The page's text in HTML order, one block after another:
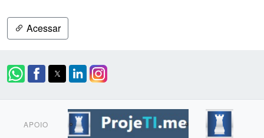
Acessar
APOIO